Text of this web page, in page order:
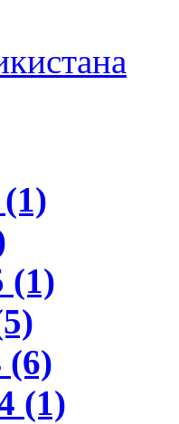
(1)
(6)
(1)